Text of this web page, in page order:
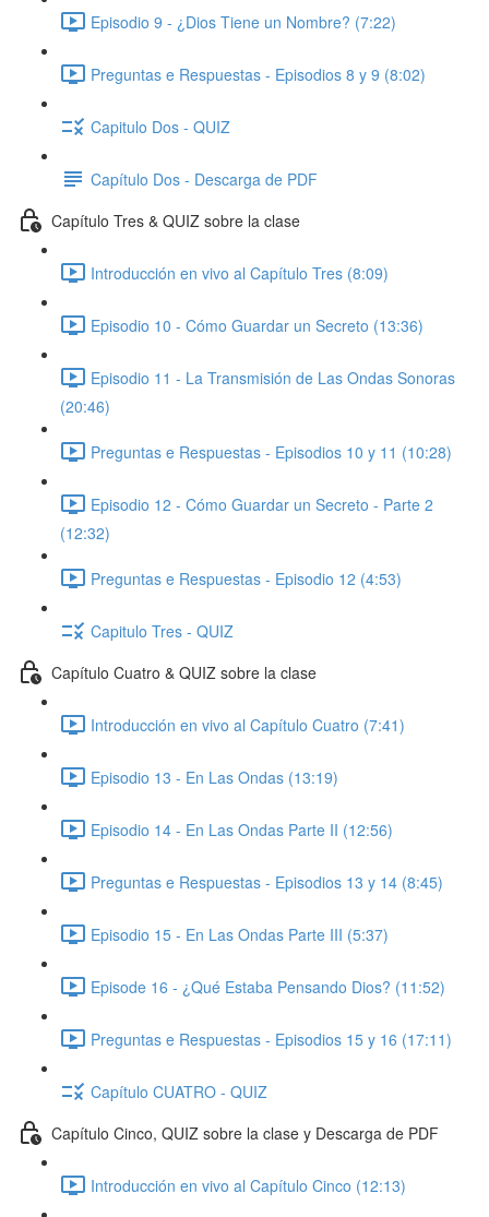
Episodio 9 - ¿Dios Tiene un Nombre? (7:22)
Preguntas e Respuestas - Episodios 8 y 9 (8:02)
Capitulo Dos - QUIZ
Capítulo Dos - Descarga de PDF
Capítulo Tres & QUIZ sobre la clase
Introducción en vivo al Capítulo Tres (8:09)
Episodio 10 - Cómo Guardar un Secreto (13:36)
Episodio 11 - La Transmisión de Las Ondas Sonoras
(20:46)
Preguntas e Respuestas - Episodios 10 y 11 (10:28)
Episodio 12 - Cómo Guardar un Secreto - Parte 2
(12:32)
Preguntas e Respuestas - Episodio 12 (4:53)
Capitulo Tres - QUIZ
Capítulo Cuatro & QUIZ sobre la clase
Introducción en vivo al Capítulo Cuatro (7:41)
Episodio 13 - En Las Ondas (13:19)
Episodio 14 - En Las Ondas Parte II (12:56)
Preguntas e Respuestas - Episodios 13 y 14 (8:45)
Episodio 15 - En Las Ondas Parte III (5:37)
Episode 16 - ¿Qué Estaba Pensando Dios? (11:52)
Preguntas e Respuestas - Episodios 15 y 16 (17:11)
Capítulo CUATRO - QUIZ
Capítulo Cinco, QUIZ sobre la clase y Descarga de PDF
Introducción en vivo al Capítulo Cinco (12:13)